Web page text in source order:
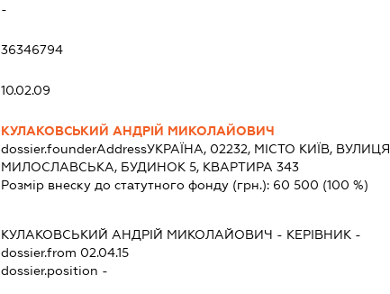
-
36346794
10.02.09
КУЛАКОВСЬКИЙ АНДРІЙ МИКОЛАЙОВИЧ
dossier.founderAddressУКРАЇНА, 02232, МІСТО КИЇВ, ВУЛИЦЯ
МИЛОСЛАВСЬКА, БУДИНОК 5, КВАРТИРА 343
Розмір внеску до статутного фонду (грн.): 60 500 (100 %)
КУЛАКОВСЬКИЙ АНДРІЙ МИКОЛАЙОВИЧ - КЕРІВНИК -
dossier.from 02.04.15
dossier.position -